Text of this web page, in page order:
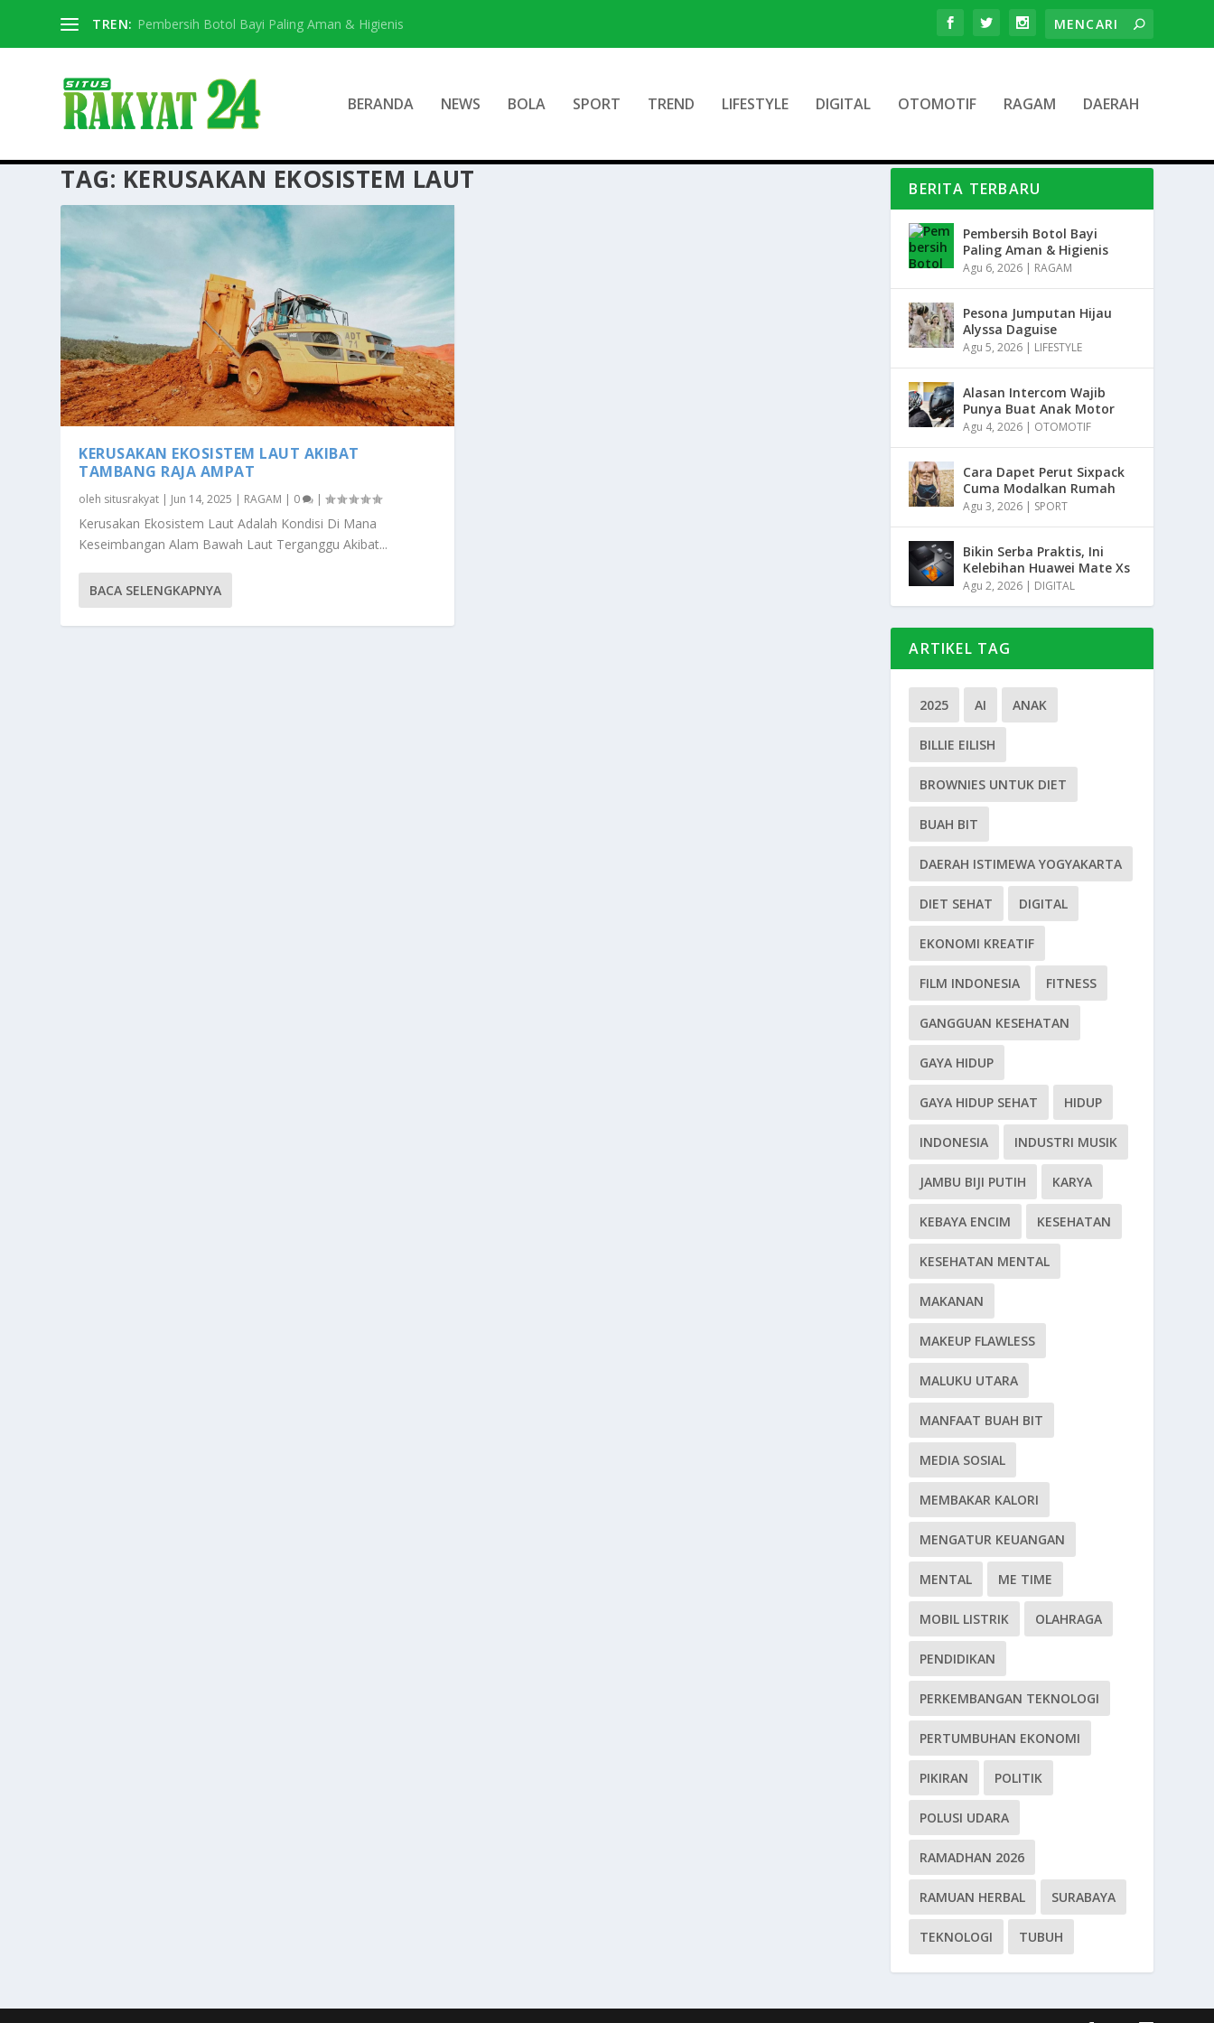
TREN: Pembersih Botol Bayi Paling Aman & Higienis
BERANDA NEWS BOLA SPORT TREND LIFESTYLE DIGITAL OTOMOTIF RAGAM DAERAH
TAG: KERUSAKAN EKOSISTEM LAUT
KERUSAKAN EKOSISTEM LAUT AKIBAT
TAMBANG RAJA AMPAT
oleh situsrakyat | Jun 14, 2025 | RAGAM | 0 |
Kerusakan Ekosistem Laut Adalah Kondisi Di Mana
Keseimbangan Alam Bawah Laut Terganggu Akibat...
BACA SELENGKAPNYA
BERITA TERBARU
Pembersih Botol Bayi
Paling Aman & Higienis
Agu 6, 2026 | RAGAM
Pesona Jumputan Hijau
Alyssa Daguise
Agu 5, 2026 | LIFESTYLE
Alasan Intercom Wajib
Punya Buat Anak Motor
Agu 4, 2026 | OTOMOTIF
Cara Dapet Perut Sixpack
Cuma Modalkan Rumah
Agu 3, 2026 | SPORT
Bikin Serba Praktis, Ini
Kelebihan Huawei Mate Xs
Agu 2, 2026 | DIGITAL
ARTIKEL TAG
2025 AI ANAK
BILLIE EILISH
BROWNIES UNTUK DIET
BUAH BIT
DAERAH ISTIMEWA YOGYAKARTA
DIET SEHAT DIGITAL
EKONOMI KREATIF
FILM INDONESIA FITNESS
GANGGUAN KESEHATAN
GAYA HIDUP
GAYA HIDUP SEHAT HIDUP
INDONESIA INDUSTRI MUSIK
JAMBU BIJI PUTIH KARYA
KEBAYA ENCIM KESEHATAN
KESEHATAN MENTAL
MAKANAN
MAKEUP FLAWLESS
MALUKU UTARA
MANFAAT BUAH BIT
MEDIA SOSIAL
MEMBAKAR KALORI
MENGATUR KEUANGAN
MENTAL ME TIME
MOBIL LISTRIK OLAHRAGA
PENDIDIKAN
PERKEMBANGAN TEKNOLOGI
PERTUMBUHAN EKONOMI
PIKIRAN POLITIK
POLUSI UDARA
RAMADHAN 2026
RAMUAN HERBAL SURABAYA
TEKNOLOGI TUBUH